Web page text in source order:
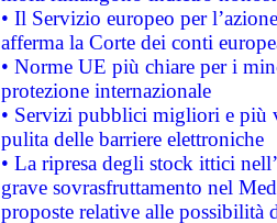
• Il Servizio europeo per
afferma la Corte dei conti
• Norme UE più chiare per i
protezione internazionale
• Servizi pubblici migliori e più
pulita delle barriere elettroniche
• La ripresa degli stock ittici
grave sovrasfruttamento nel
proposte relative alle possibilità